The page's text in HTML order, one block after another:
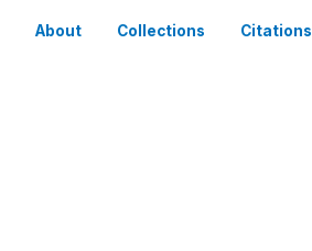
About Collections Citations